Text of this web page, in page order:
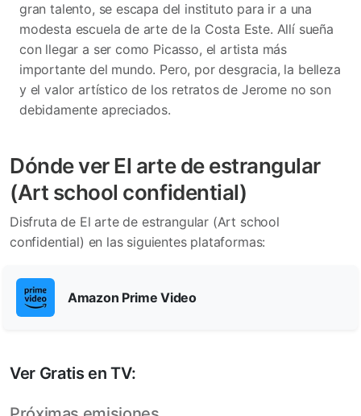
gran talento, se escapa del instituto para ir a una
modesta escuela de arte de la Costa Este. Allí sueña
con llegar a ser como Picasso, el artista más
importante del mundo. Pero, por desgracia, la belleza
y el valor artístico de los retratos de Jerome no son
debidamente apreciados.
Dónde ver El arte de estrangular
(Art school confidential)
Disfruta de El arte de estrangular (Art school
confidential) en las siguientes plataformas:
Amazon Prime Video
Ver Gratis en TV: